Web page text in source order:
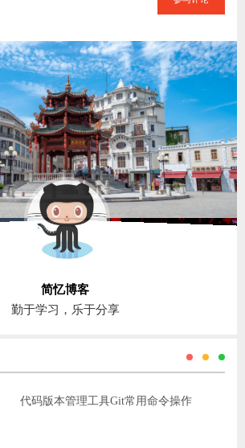
简忆博客
勤于学习，乐于分享
代码版本管理工具Git常用命令操作